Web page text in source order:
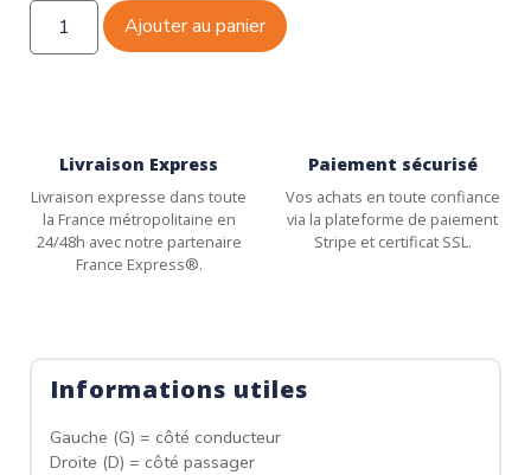
Ajouter au panier
Livraison Express
Livraison expresse dans toute
la France métropolitaine en
24/48h avec notre partenaire
France Express®.
Paiement sécurisé
Vos achats en toute confiance
via la plateforme de paiement
Stripe et certificat SSL.
Informations utiles
Gauche (G) = côté conducteur
Droite (D) = côté passager